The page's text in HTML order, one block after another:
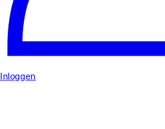
Inloggen